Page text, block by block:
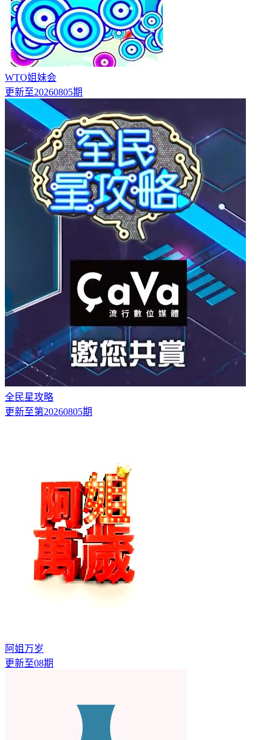
WTO姐妹会
更新至20260805期
全民星攻略
更新至第20260805期
阿姐万岁
更新至08期